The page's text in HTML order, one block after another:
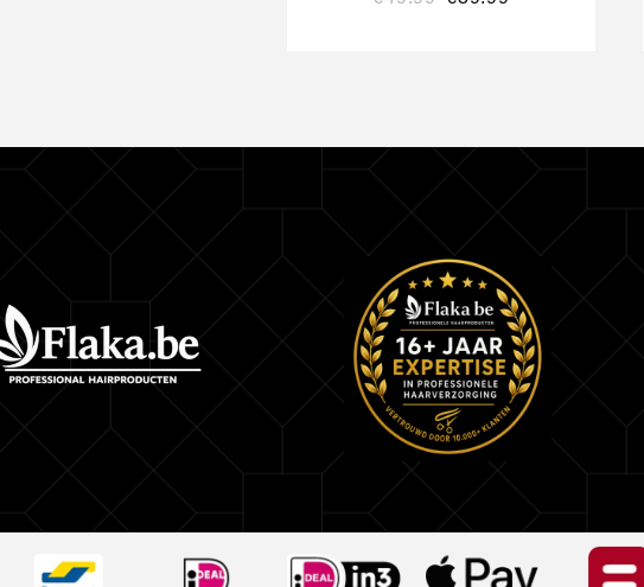
Gebruik
Sweet Tobacco deodorant voor langdurige frisheid gedurende
18.21 Man Made Sweet Tobacco Wash & Deodorant | Luxe
Ontdek 18.21 Man Made Sweet Tobacco: luxe 3-in-1 shampoo,
18.21 Man Made Sweet Tobacco